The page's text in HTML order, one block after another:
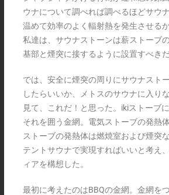
ウナについて調べれば調べるほどサウ
温めて効率のよく輻射熱を発生させる
私達は、サウナストーンは薪ストーブ
基部と煙突に接するように設置すべきだ
では、安全に煙突の周りにサウナスト
したらいいか、メトスのサウナに入り
見て、これだ！と思った。ikiストーブ
それを囲う金網。電気ストーブの発熱
ストーブの発熱体は燃焼室および煙突
テントサウナで実現すればいいと考え
ィアを構想した。
最初に考えたのはBBQの金網。金網を